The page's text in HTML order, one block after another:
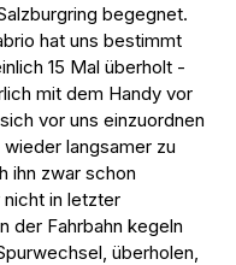
begegnet.
hat uns bestimmt
15 Mal überholt -
mit dem Handy vor
vor uns einzuordnen
langsamer zu
ihn zwar schon
in letzter
der Fahrbahn kegeln
überholen,